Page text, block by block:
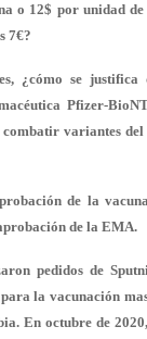
o 12$ por unidad de
7€?
¿cómo se justifica
Pfizer-
variantes
de la
de la EMA.
pedidos de
la vacunación
En octubre de